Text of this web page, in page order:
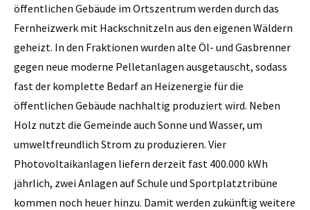
öffentlichen Gebäude im Ortszentrum werden durch das
Fernheizwerk mit Hackschnitzeln aus den eigenen Wäldern
geheizt. In den Fraktionen wurden alte Öl- und Gasbrenner
gegen neue moderne Pelletanlagen ausgetauscht, sodass
fast der komplette Bedarf an Heizenergie für die
öffentlichen Gebäude nachhaltig produziert wird. Neben
Holz nutzt die Gemeinde auch Sonne und Wasser, um
umweltfreundlich Strom zu produzieren. Vier
Photovoltaikanlagen liefern derzeit fast 400.000 kWh
jährlich, zwei Anlagen auf Schule und Sportplatztribüne
kommen noch heuer hinzu. Damit werden zukünftig weitere